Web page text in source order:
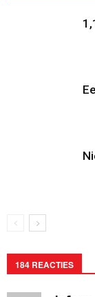
184 REACTIES